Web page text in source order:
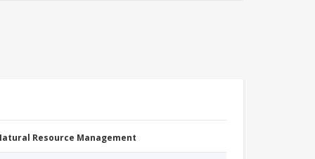
Resource Management